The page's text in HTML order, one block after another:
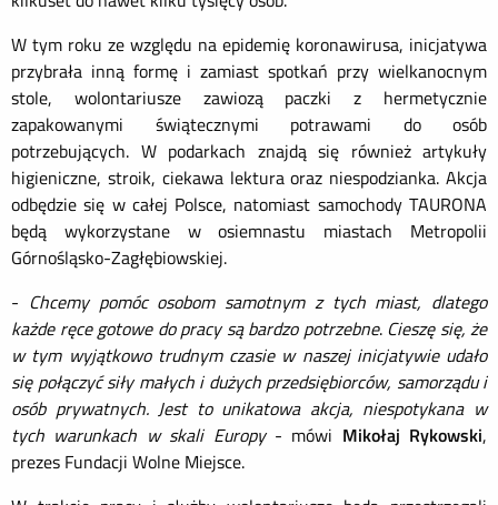
W tym roku ze względu na epidemię koronawirusa, inicjatywa
przybrała inną formę i zamiast spotkań przy wielkanocnym
stole, wolontariusze zawiozą paczki z hermetycznie
zapakowanymi świątecznymi potrawami do osób
potrzebujących. W podarkach znajdą się również artykuły
higieniczne, stroik, ciekawa lektura oraz niespodzianka. Akcja
odbędzie się w całej Polsce, natomiast samochody TAURONA
będą wykorzystane w osiemnastu miastach Metropolii
Górnośląsko-Zagłębiowskiej.
- Chcemy pomóc osobom samotnym z tych miast, dlatego
każde ręce gotowe do pracy są bardzo potrzebne.Cieszę się, że
w tym wyjątkowo trudnym czasie w naszej inicjatywie udało
się połączyć siły małych i dużych przedsiębiorców, samorządu i
osób prywatnych. Jest to unikatowa akcja, niespotykana w
tych warunkach w skali Europy- mówi Mikołaj Rykowski,
prezes Fundacji Wolne Miejsce.